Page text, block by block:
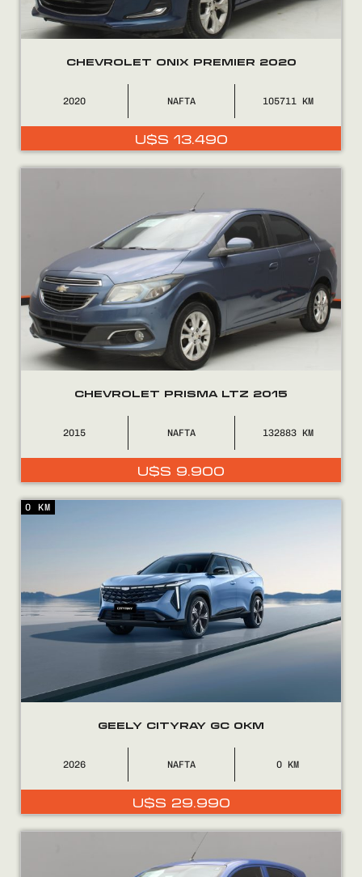
08002525
Encontranos en
CHEVROLET ONIX PREMIER 2020
2020 NAFTA 105711
U$S 13.490
CHEVROLET PRISMA LTZ 2015
2015 NAFTA 132883
U$S 9.900
GEELY CITYRAY GC 0KM
2026 NAFTA 0
U$S 29.990
0 KM